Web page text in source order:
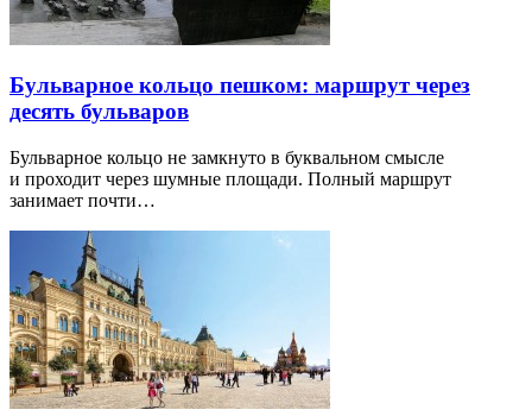
Бульварное кольцо пешком: маршрут через
десять бульваров
Бульварное кольцо не замкнуто в буквальном смысле
и проходит через шумные площади. Полный маршрут
занимает почти…